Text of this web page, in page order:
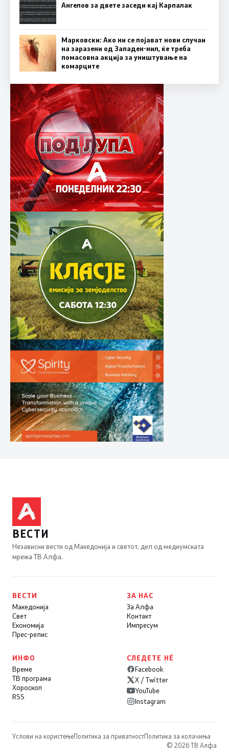
Ангелов за двете заседи кај Карпалак
Марковски: Ако ни се појават нови случаи
на заразени од Западен-нил, ќе треба
помасовна акција за уништување на
комарците
ВЕСТИ
Независни вести од Македонија и светот, дел од медиумската
мрежа ТВ Алфа.
ВЕСТИ
Македонија
Свет
Економија
Прес-релис
ЗА НАС
За Алфа
Контакт
Импресум
ИНФО
Време
ТВ програма
Хороскоп
RSS
СЛЕДЕТЕ НÉ
Facebook
X / Twitter
YouTube
Instagram
Услови на користењеПолитика за приватностПолитика за колачиња
© 2026 ТВ Алфа